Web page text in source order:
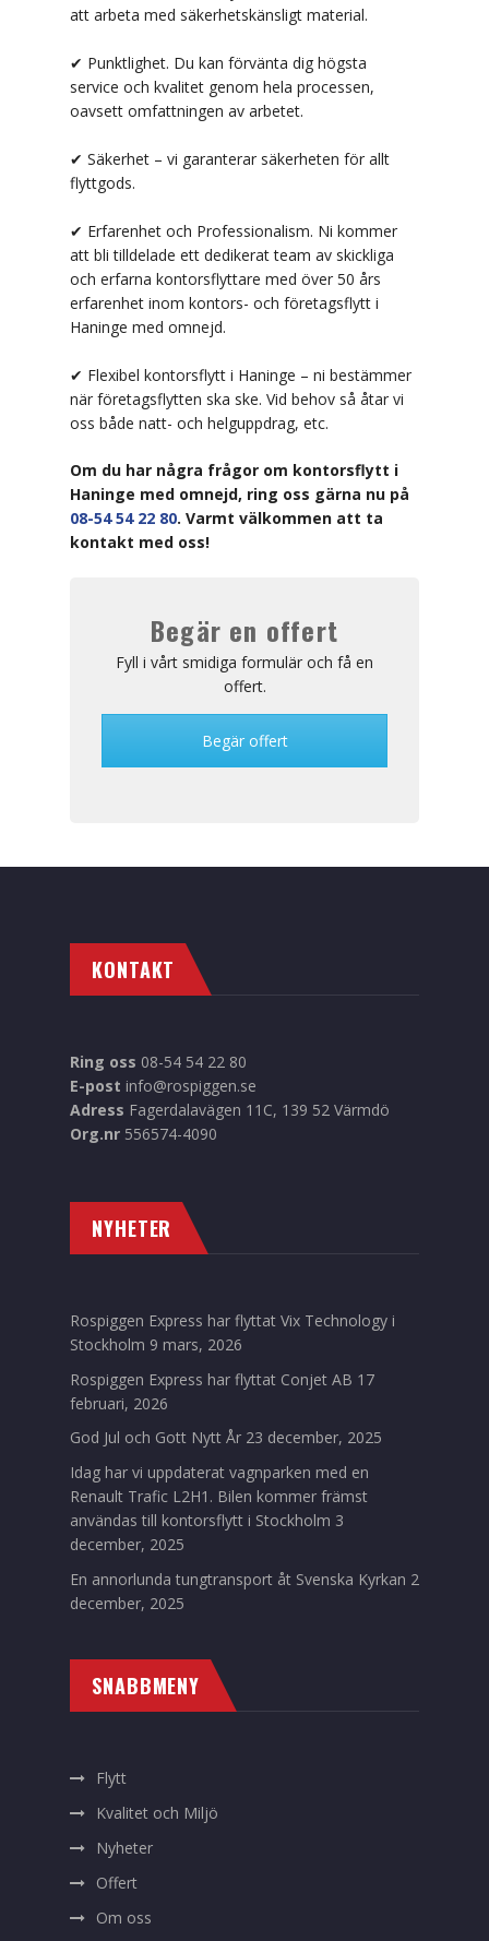
att arbeta med säkerhetskänsligt material.
✔ Punktlighet. Du kan förvänta dig högsta
service och kvalitet genom hela processen,
oavsett omfattningen av arbetet.
✔ Säkerhet – vi garanterar säkerheten för allt
flyttgods.
✔ Erfarenhet och Professionalism. Ni kommer
att bli tilldelade ett dedikerat team av skickliga
och erfarna kontorsflyttare med över 50 års
erfarenhet inom kontors- och företagsflytt i
Haninge med omnejd.
✔ Flexibel kontorsflytt i Haninge – ni bestämmer
när företagsflytten ska ske. Vid behov så åtar vi
oss både natt- och helguppdrag, etc.
Om du har några frågor om kontorsflytt i
Haninge med omnejd, ring oss gärna nu på
08-54 54 22 80. Varmt välkommen att ta
kontakt med oss!
Begär en offert
Fyll i vårt smidiga formulär och få en
offert.
Begär offert
KONTAKT
Ring oss 08-54 54 22 80
E-post info@rospiggen.se
Adress Fagerdalavägen 11C, 139 52 Värmdö
Org.nr 556574-4090
NYHETER
Rospiggen Express har flyttat Vix Technology i
Stockholm 9 mars, 2026
Rospiggen Express har flyttat Conjet AB 17
februari, 2026
God Jul och Gott Nytt År 23 december, 2025
Idag har vi uppdaterat vagnparken med en
Renault Trafic L2H1. Bilen kommer främst
användas till kontorsflytt i Stockholm 3
december, 2025
En annorlunda tungtransport åt Svenska Kyrkan 2
december, 2025
SNABBMENY
Flytt
Kvalitet och Miljö
Nyheter
Offert
Om oss